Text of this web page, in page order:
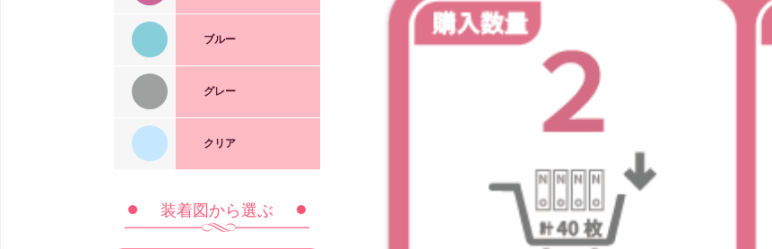
Honey
Brown
1dayUV高含水
Brown
Brown
Charming
Orange
Sweet
CHOCO
Feminine
1dayUV高含水
HAZEL
Elegant
1day Pixie
Greige
ブルー
1day Pixie
Ash
Blue
Charming
グレー
1day Pixie
Gray
1day
クリア
装着図から選ぶ